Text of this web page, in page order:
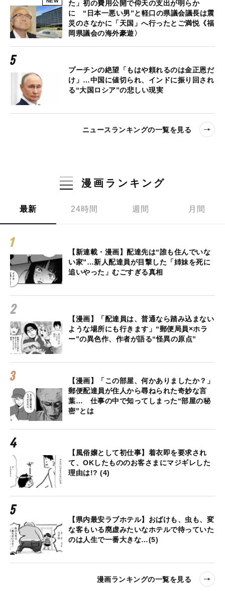
た」初の費用公開で仰天の支出が明らか
に “日本一悪い男”と軽口の県議会議長は震
災のさなかに「天国」へ行ったとご満悦《福
岡県議会の海外豪遊〉
プーチンの絶望「もはや頼れるのは金正恩だ
け」…中国に値切られ、インドに振り回され
る“大国ロシア”の悲しい現実
ニュースランキングの一覧を見る
漫画ランキング
最新 24時間 週間 月間
【新連載・漫画】配達先は“誰も住んでいな
い家”…新人配達員が目撃した「姉妹を死に
追いやった」むごすぎる真相
【漫画】「配達員は、普通なら踏み込まない
ような場所にも行きます」“郵便局員×ホラ
ー”の異色作、作者が語る“怪異の原点”
【漫画】「この部屋、何かありましたか？」
郵便配達員が住人から尋ねられた奇妙な言
葉… 仕事の中で知ってしまった“部屋の秘
密”とは
【風俗嬢として初仕事】着衣即を要求され
て、OKしたもののお客さまにマジギレした
理由は!? (4)
【県内最安ラブホテル】おばけも、虫も、変
な客もいる廃虚みたいなホテルで待っていた
のは人生で一番大きな…(5)
漫画ランキングの一覧を見る